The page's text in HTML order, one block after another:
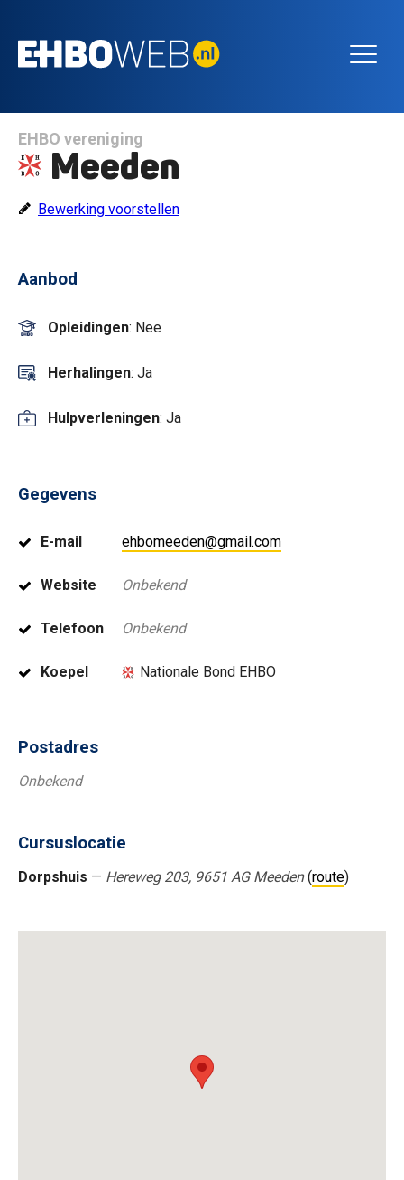
EHBO vereniging
Meeden
Bewerking voorstellen
Aanbod
Opleidingen: Nee
Herhalingen: Ja
Hulpverleningen: Ja
Gegevens
E-mail ehbomeeden@gmail.com
Website Onbekend
Telefoon Onbekend
Koepel Nationale Bond EHBO
Postadres
Onbekend
Cursuslocatie
Dorpshuis — Hereweg 203, 9651 AG Meeden(route)